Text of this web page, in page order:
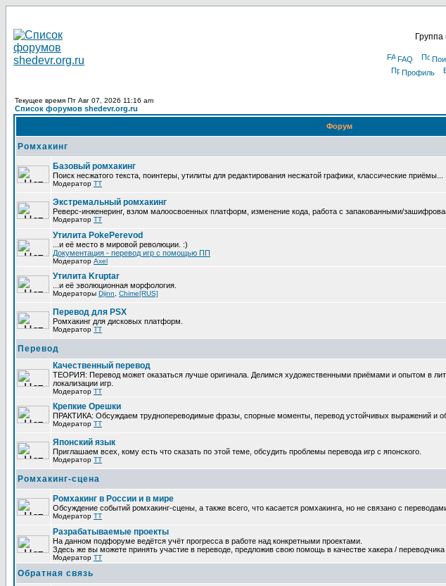
FAQ
Профиль
Текущее время Пт Авг 07, 2026 11:16 am
Список форумов shedevr.org.ru
Форум
Ромхакинг
Базовый ромхакинг
Поиск несжатого текста, поинтеры, утилиты для редактирования несжатой графики, классические приёмы...
Модератор TT
Экстремальный ромхакинг
Реверс-инженеринг, взлом малоосвоенных платформ, изменение кода, работа с запакованными/
Модератор TT
Утилита PokePerevod
...и её место в мировой революции. :)
Документация - перевод игр с помощью ПП
Модератор Axel
Утилита Kruptar
...и её эволюционная морфология.
Модераторы Djinn Chime[RUS]
Перевод для PSX
Ромхакинг для дисковых платформ.
Модератор TT
Перевод
Качественный перевод
ТЕОРИЯ: Перевод может оказаться лучше оригинала. Делимся художественными приёмами и опытом в
локализации игр.
Модератор TT
Крепкие Орешки
ПРАКТИКА: Обсуждаем труднопереводимые фразы, спорные моменты, перевод устойчивых выражений и
Модератор TT
Японский язык
Приглашаем всех, кому есть что сказать по этой теме, обсудить проблемы перевода игр с японского.
Модератор TT
Ромхакинг-сцена
Ромхакинг в России и в мире
Обсуждение событий ромхакинг-сцены, а также всего, что касается ромхакинга, но не связано с
Модератор TT
Разрабатываемые проекты
На данном подфоруме ведётся учёт прогресса в работе над конкретными проектами.
Здесь же вы можете принять участие в переводе, предложив свою помощь в качестве хакера / переводчика
Модератор TT
Обратная связь